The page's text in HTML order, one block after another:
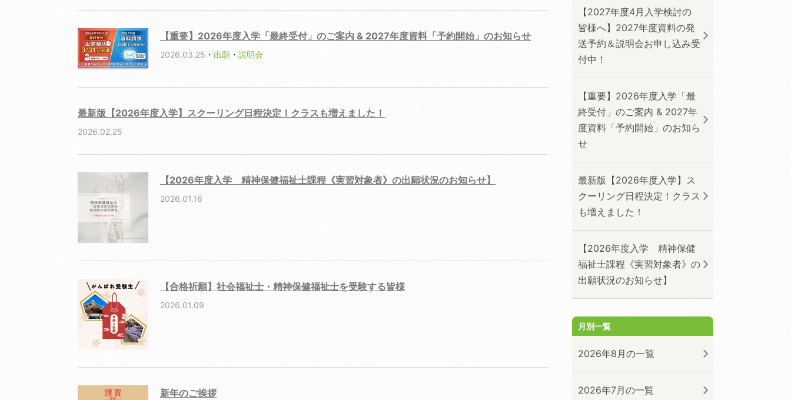
【重要】2026年度入学「最終受付」のご案内 & 2027年度資料「予約開始」のお知らせ
2026.03.25 ・ 出願 ・ 説明会
最新版【2026年度入学】スクーリング日程決定！クラスも増えました！
2026.02.25
【2026年度入学 精神保健福祉士課程《実習対象者》の出願状況のお知らせ】
2026.01.16
【合格祈願】社会福祉士・精神保健福祉士を受験する皆様
2026.01.09
新年のご挨拶
【2027年度4月入学検討の
皆様へ】2027年度資料の発
送予約＆説明会お申し込み受
付中！
【重要】2026年度入学「最
終受付」のご案内 & 2027年
度資料「予約開始」のお知ら
せ
最新版【2026年度入学】ス
クーリング日程決定！クラス
も増えました！
【2026年度入学 精神保健
福祉士課程《実習対象者》の
出願状況のお知らせ】
月別一覧
2026年8月の一覧
2026年7月の一覧